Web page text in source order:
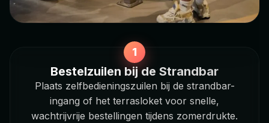
Bestelzuilen bij de Strandbar
Plaats zelfbedieningszuilen bij de strandbar-
ingang of het terrasloket voor snelle,
wachtrijvrije bestellingen tijdens zomerdrukte.